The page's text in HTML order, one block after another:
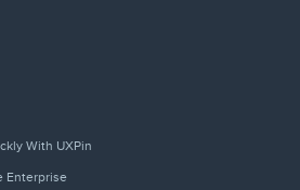
With UXPin
Enterprise